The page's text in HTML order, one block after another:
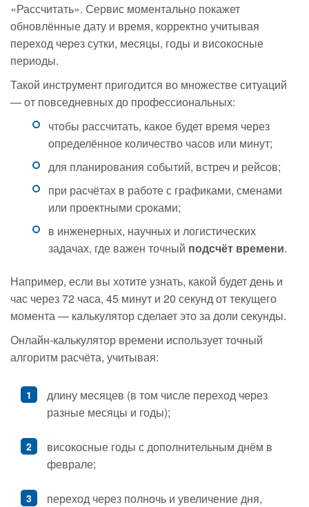
«Рассчитать». Сервис моментально покажет
обновлённые дату и время, корректно учитывая
переход через сутки, месяцы, годы и високосные
периоды.
Такой инструмент пригодится во множестве ситуаций
— от повседневных до профессиональных:
чтобы рассчитать, какое будет время через
определённое количество часов или минут;
для планирования событий, встреч и рейсов;
при расчётах в работе с графиками, сменами
или проектными сроками;
в инженерных, научных и логистических
задачах, где важен точный подсчёт времени.
Например, если вы хотите узнать, какой будет день и
час через 72 часа, 45 минут и 20 секунд от текущего
момента — калькулятор сделает это за доли секунды.
Онлайн-калькулятор времени использует точный
алгоритм расчёта, учитывая:
длину месяцев (в том числе переход через
разные месяцы и годы);
високосные годы с дополнительным днём в
феврале;
переход через полночь и увеличение дня,